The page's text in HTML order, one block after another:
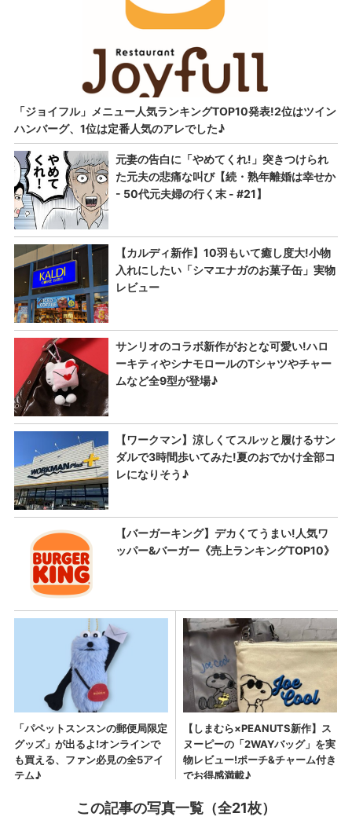
この記事の写真一覧（全21枚）